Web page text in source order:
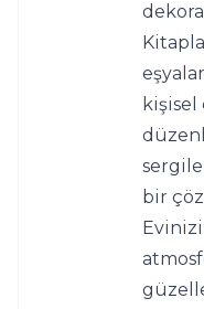
kişisel
bir